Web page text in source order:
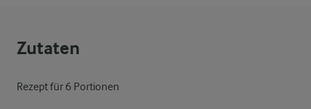
Zutaten
Rezept für 6 Portionen